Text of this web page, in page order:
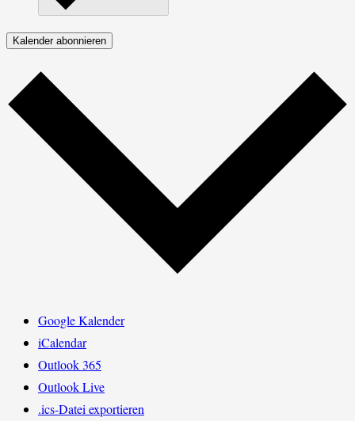
Kalender abonnieren
Google Kalender
iCalendar
Outlook 365
Outlook Live
.ics-Datei exportieren